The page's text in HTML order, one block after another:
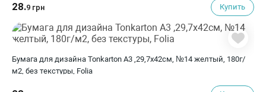
28.9 грн Купить
Бумага для дизайна Tonkarton А3 ,29,7х42см, №14 желтый, 180г/
м2, без текстуры, Folia